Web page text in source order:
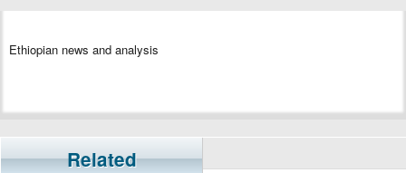
Ethiopian news and analysis
Related